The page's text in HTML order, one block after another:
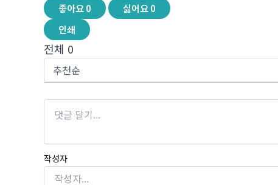
좋아요0 싫어요0
인쇄
전체 0
작성자